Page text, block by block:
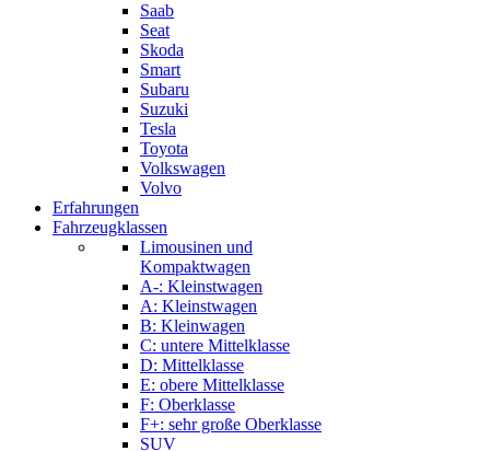
Saab
Seat
Skoda
Smart
Subaru
Suzuki
Tesla
Toyota
Volkswagen
Volvo
Erfahrungen
Fahrzeugklassen
Limousinen und
Kompaktwagen
A-: Kleinstwagen
A: Kleinstwagen
B: Kleinwagen
C: untere Mittelklasse
D: Mittelklasse
E: obere Mittelklasse
F: Oberklasse
F+: sehr große Oberklasse
SUV